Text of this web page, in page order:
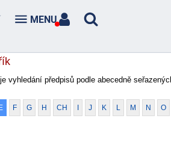
vyhledání předpisů podle abecedně
F G H CH I J K L M N O
MENU